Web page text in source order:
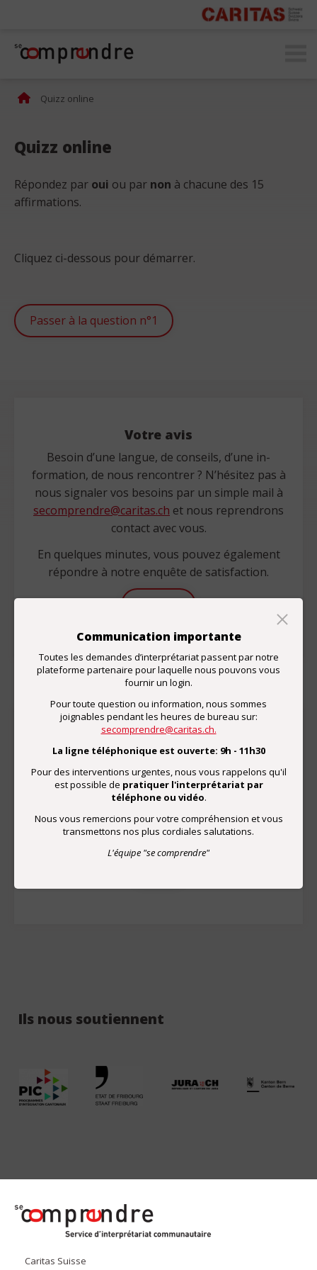
Communication importante
Toutes les demandes d’interprétariat passent par notre
plateforme partenaire pour laquelle nous pouvons vous
fournir un login.
Pour toute question ou information, nous sommes
joignables pendant les heures de bureau sur:
secomprendre@caritas.ch.
La ligne téléphonique est ouverte: 9h - 11h30
Pour des interventions urgentes, nous vous rappelons qu'il
est possible de pratiquer l'interprétariat par
téléphone ou vidéo.
Nous vous remercions pour votre compréhension et vous
transmettons nos plus cordiales salutations.
L'équipe "se comprendre"
Quizz online
Quizz online
Répondez par oui ou par non à chacune des 15
affirmations.
Cliquez ci-dessous pour démarrer.
Passer à la question n°1
Votre avis
Besoin d’une langue, de conseils, d’une in-
formation, de nous rencontrer ? N’hésitez pas à
nous signaler vos besoins par un simple mail à
secomprendre@caritas.ch et nous reprendrons
contact avec vous.
En quelques minutes, vous pouvez également
répondre à notre enquête de satisfaction.
Don
Par un don, vous soutenez le développement de
prestations d'interprétariat de qualité.
CCP de "se comprendre"
01-67132-5
Ils nous soutiennent
Caritas Suisse